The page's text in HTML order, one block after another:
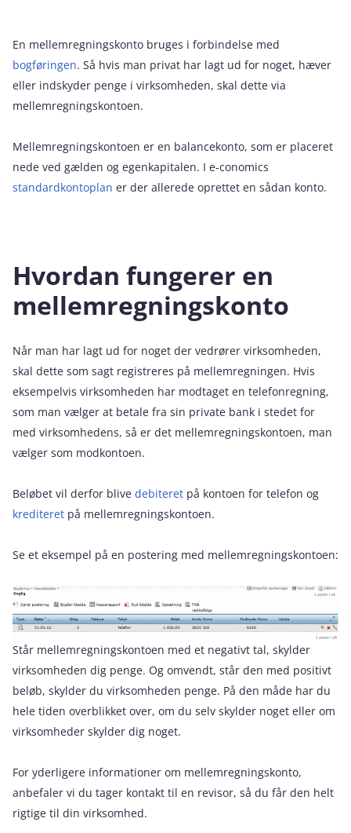
En mellemregningskonto bruges i forbindelse med
bogføringen. Så hvis man privat har lagt ud for noget, hæver
eller indskyder penge i virksomheden, skal dette via
mellemregningskontoen.
Mellemregningskontoen er en balancekonto, som er placeret
nede ved gælden og egenkapitalen. I e‑conomics
standardkontoplan er der allerede oprettet en sådan konto.
Hvordan fungerer en
mellemregningskonto
Når man har lagt ud for noget der vedrører virksomheden,
skal dette som sagt registreres på mellemregningen. Hvis
eksempelvis virksomheden har modtaget en telefonregning,
som man vælger at betale fra sin private bank i stedet for
med virksomhedens, så er det mellemregningskontoen, man
vælger som modkontoen.
Beløbet vil derfor blive debiteret på kontoen for telefon og
krediteret på mellemregningskontoen.
Se et eksempel på en postering med mellemregningskontoen:
Står mellemregningskontoen med et negativt tal, skylder
virksomheden dig penge. Og omvendt, står den med positivt
beløb, skylder du virksomheden penge. På den måde har du
hele tiden overblikket over, om du selv skylder noget eller om
virksomheder skylder dig noget.
For yderligere informationer om mellemregningskonto,
anbefaler vi du tager kontakt til en revisor, så du får den helt
rigtige til din virksomhed.